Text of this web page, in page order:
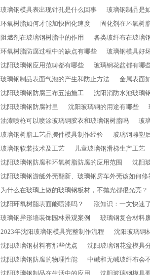
玻璃钢模具表出现针孔是什么回事
玻璃钢制品是
环氧树脂如何才能加快固化速度
固化剂在环氧树
阻燃剂在玻璃钢树脂中的作用
各类玻纤布在玻璃
环氧树脂防腐过程中的缺点有哪些
玻璃钢模具好
沈阳玻璃钢应用范畴都有哪些
玻璃钢花盆都有哪
玻璃钢制品表面气泡的产生和防止方法
金属表面
沈阳玻璃钢防腐三布五油施工
沈阳消防水池玻璃
沈阳玻璃钢防腐衬里
沈阳玻璃钢的用途有哪些
油漆喷枪可以喷涂玻璃钢胶衣和玻璃钢树脂吗
玻
玻璃钢树脂工艺品摆件模具制作经验
玻璃钢雕塑
玻璃钢软装技术及工艺
儿童玻璃钢滑梯生产工艺
沈阳玻璃钢防腐和环氧树脂防腐的应用范围
沈阳
沈阳玻璃钢游艇外壳翻新、玻璃钢房车外壳该如何修
为什么在玻璃上做的玻璃钢板材，不抛光都很光亮？
沈阳环氧树脂表面能喷漆吗？
涨知识：一文快速
玻璃钢异形墙装饰园林景观案例
玻璃钢复合材料
2023年沈阳玻璃钢模具完整制作流程
沈阳玻璃钢
沈阳玻璃钢材料有那些优点
沈阳玻璃钢花盆模具
沈阳玻璃钢防腐的物理性能
中碱和无碱玻纤布会
沈阳玻璃钢​制品在生活中的应用
沈阳玻璃钢模具